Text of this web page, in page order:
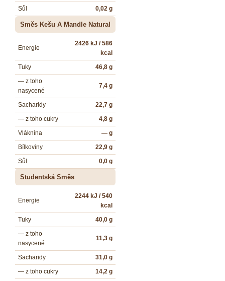
Sůl
0,02 g
Směs Kešu A Mandle Natural
Energie
2426 kJ / 586
kcal
Tuky
46,8 g
— z toho
nasycené
7,4 g
Sacharidy
22,7 g
— z toho cukry
4,8 g
Vláknina
— g
Bílkoviny
22,9 g
Sůl
0,0 g
Studentská Směs
Energie
2244 kJ / 540
kcal
Tuky
40,0 g
— z toho
nasycené
11,3 g
Sacharidy
31,0 g
— z toho cukry
14,2 g